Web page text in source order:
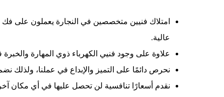
امتلاك فنيين متخصصين في النجارة يعملون على فك
عالية.
علاوة على وجود فنيي الكهرباء ذوي المهارة والخبرة
نحرص دائمًا على التميز والإبداع في عملنا، ولذلك
نقدم أسعارًا تنافسية لن تحصل عليها في أي مكان